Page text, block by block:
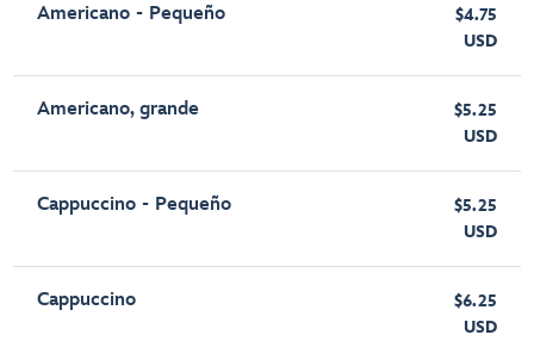
Americano - Pequeño
$4.75
USD
Americano, grande
$5.25
USD
Cappuccino - Pequeño
$5.25
USD
Cappuccino
$6.25
USD